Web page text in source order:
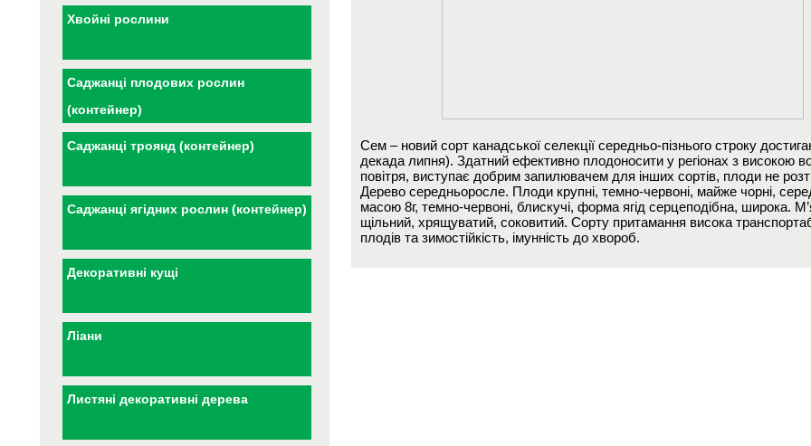
Хвойні рослини
Саджанці плодових рослин
(контейнер)
Саджанці троянд (контейнер)
Саджанці ягідних рослин (контейнер)
Декоративні кущі
Ліани
Листяні декоративні дерева
Сем – новий сорт канадської селекції середньо-пізнього строку
декада липня). Здатний ефективно плодоносити у регіонах з високою
повітря, виступає добрим запилювачем для інших сортів, плоди не
Дерево середньоросле. Плоди крупні, темно-червоні, майже чорні,
масою 8г, темно-червоні, блискучі, форма ягід серцеподібна, широка.
щільний, хрящуватий, соковитий. Сорту притамання висока
плодів та зимостійкість, імунність до хвороб.